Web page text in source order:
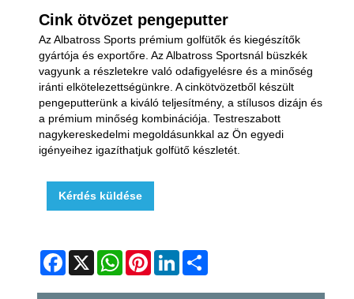
Cink ötvözet pengeputter
Az Albatross Sports prémium golfütők és kiegészítők
gyártója és exportőre. Az Albatross Sportsnál büszkék
vagyunk a részletekre való odafigyelésre és a minőség
iránti elkötelezettségünkre. A cinkötvözetből készült
pengeputterünk a kiváló teljesítmény, a stílusos dizájn és
a prémium minőség kombinációja. Testreszabott
nagykereskedelmi megoldásunkkal az Ön egyedi
igényeihez igazíthatjuk golfütő készletét.
Kérdés küldése
Facebook
X WhatsApp
Pinterest
LinkedIn